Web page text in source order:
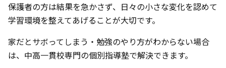
保護者の方は結果を急かさず、日々の小さな変化を認めて
学習環境を整えてあげることが大切です。
家だとサボってしまう・勉強のやり方がわからない場合
は、中高一貫校専門の個別指導塾で解決できます。